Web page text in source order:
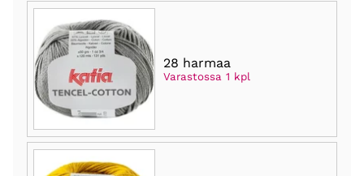
28 harmaa
Varastossa 1 kpl